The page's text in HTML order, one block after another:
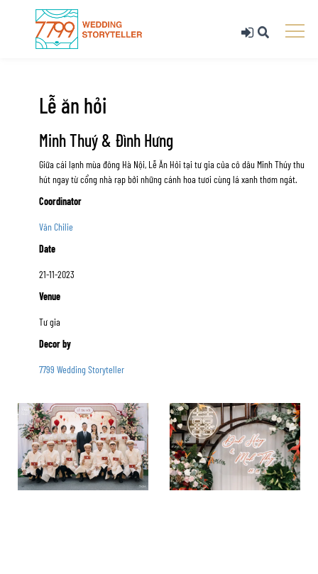
Lễ ăn hỏi
Minh Thuý & Đình Hưng
Giữa cái lạnh mùa đông Hà Nội, Lễ Ăn Hỏi tại tư gia của cô dâu Minh Thúy thu
hút ngay từ cổng nhà rạp bởi những cánh hoa tươi cùng lá xanh thơm ngát.
Coordinator
Vân Chilie
Date
21-11-2023
Venue
Tư gia
Decor by
7799 Wedding Storyteller